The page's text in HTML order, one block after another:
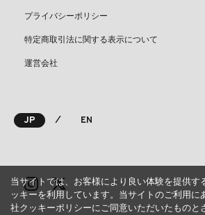
プライバシーポリシー
特定商取引法に関する表示について
運営会社
JP ⁄ EN
当サイトでは、お客様により良い体験を提供す
ッキーを利用しています。当サイトのご利用に
社クッキーポリシーにご同意いただいたものと